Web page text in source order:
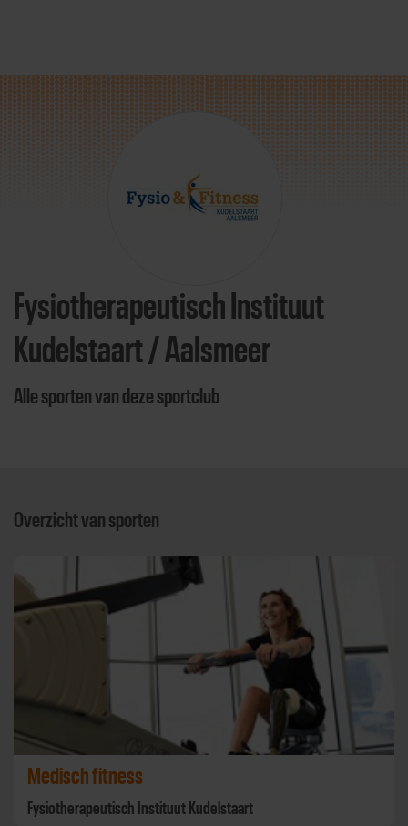
Fysiotherapeutisch Instituut
Kudelstaart / Aalsmeer
Alle sporten van deze sportclub
Overzicht van sporten
Medisch fitness
Fysiotherapeutisch Instituut Kudelstaart